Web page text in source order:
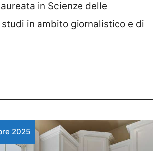
in Scienze delle
in ambito giornalistico e di
2025